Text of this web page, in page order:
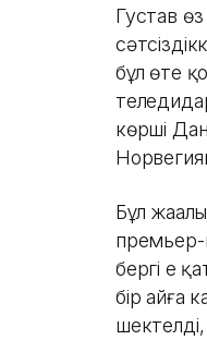
Густав
бұл өте
көрші
Бұл
премьер-
бергі ең
бір айға